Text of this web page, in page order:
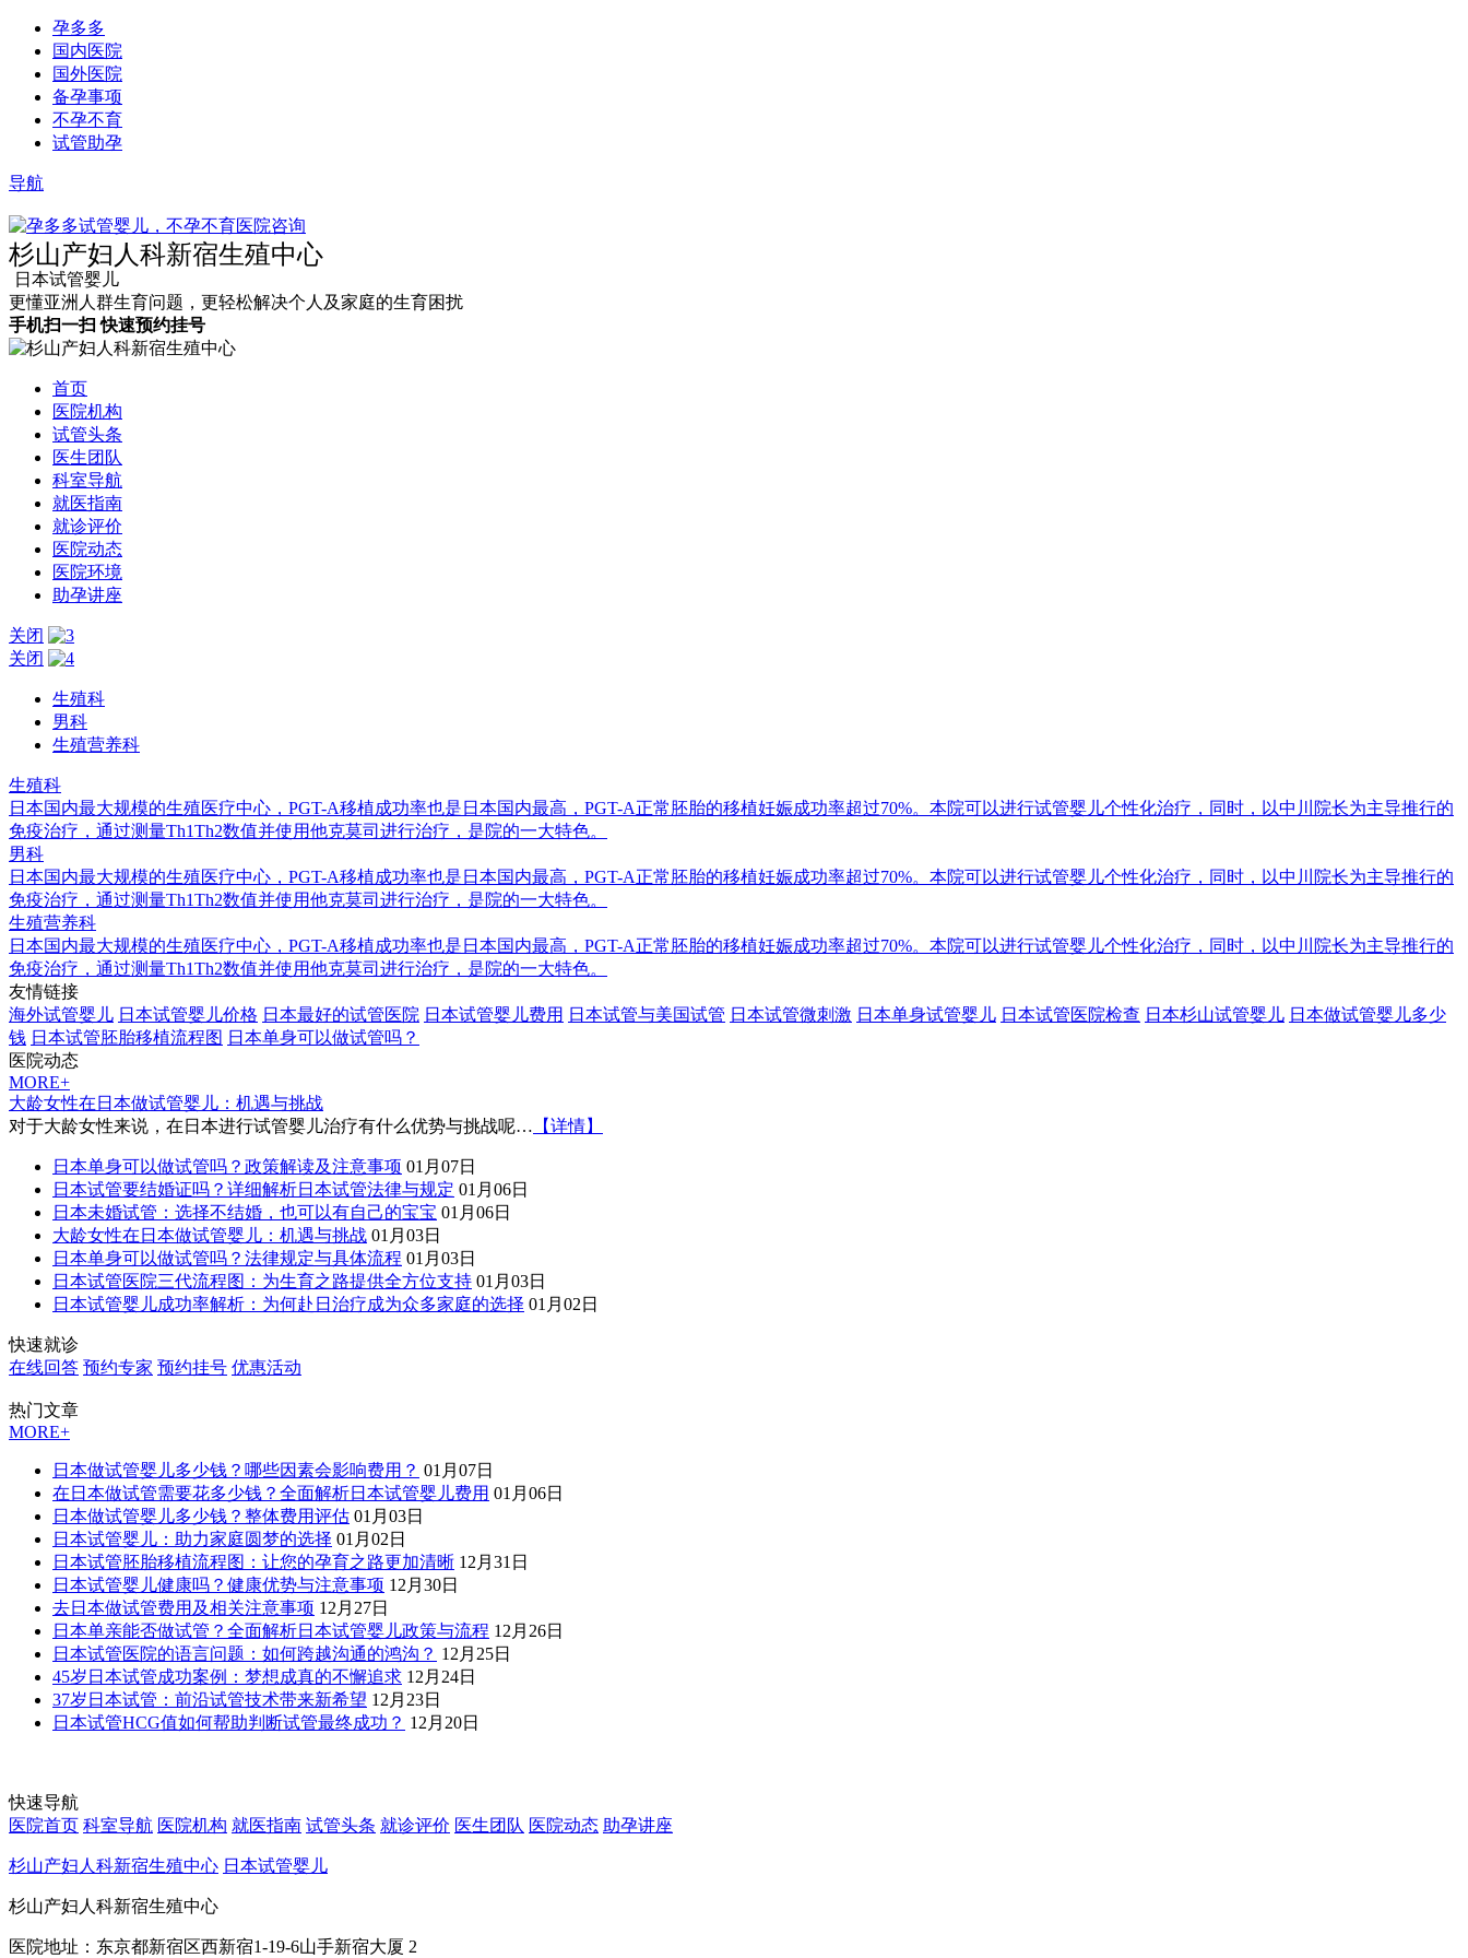
孕多多
国内医院
国外医院
备孕事项
不孕不育
试管助孕
导航
杉山产妇人科新宿生殖中心
日本试管婴儿
更懂亚洲人群生育问题，更轻松解决个人及家庭的生育困扰
手机扫一扫 快速预约挂号
首页
医院机构
试管头条
医生团队
科室导航
就医指南
就诊评价
医院动态
医院环境
助孕讲座
关闭
关闭
生殖科
男科
生殖营养科
生殖科
日本国内最大规模的生殖医疗中心，PGT-A移植成功率也是日本国内最高，PGT-A正常胚胎的移植妊娠成功率超过70%。本院可以进行试管婴儿个性化治疗，同时，以中川院长为主导推行的
免疫治疗，通过测量Th1Th2数值并使用他克莫司进行治疗，是院的一大特色。
男科
日本国内最大规模的生殖医疗中心，PGT-A移植成功率也是日本国内最高，PGT-A正常胚胎的移植妊娠成功率超过70%。本院可以进行试管婴儿个性化治疗，同时，以中川院长为主导推行的
免疫治疗，通过测量Th1Th2数值并使用他克莫司进行治疗，是院的一大特色。
生殖营养科
日本国内最大规模的生殖医疗中心，PGT-A移植成功率也是日本国内最高，PGT-A正常胚胎的移植妊娠成功率超过70%。本院可以进行试管婴儿个性化治疗，同时，以中川院长为主导推行的
免疫治疗，通过测量Th1Th2数值并使用他克莫司进行治疗，是院的一大特色。
友情链接
海外试管婴儿 日本试管婴儿价格 日本最好的试管医院 日本试管婴儿费用 日本试管与美国试管 日本试管微刺激 日本单身试管婴儿 日本试管医院检查 日本杉山试管婴儿 日本做试管婴儿多少
钱 日本试管胚胎移植流程图 日本单身可以做试管吗？
医院动态
MORE+
大龄女性在日本做试管婴儿：机遇与挑战
对于大龄女性来说，在日本进行试管婴儿治疗有什么优势与挑战呢… 【详情】
日本单身可以做试管吗？政策解读及注意事项 01月07日
日本试管要结婚证吗？详细解析日本试管法律与规定 01月06日
日本未婚试管：选择不结婚，也可以有自己的宝宝 01月06日
大龄女性在日本做试管婴儿：机遇与挑战 01月03日
日本单身可以做试管吗？法律规定与具体流程 01月03日
日本试管医院三代流程图：为生育之路提供全方位支持 01月03日
日本试管婴儿成功率解析：为何赴日治疗成为众多家庭的选择 01月02日
快速就诊
在线回答 预约专家 预约挂号 优惠活动
热门文章
MORE+
日本做试管婴儿多少钱？哪些因素会影响费用？ 01月07日
在日本做试管需要花多少钱？全面解析日本试管婴儿费用 01月06日
日本做试管婴儿多少钱？整体费用评估 01月03日
日本试管婴儿：助力家庭圆梦的选择 01月02日
日本试管胚胎移植流程图：让您的孕育之路更加清晰 12月31日
日本试管婴儿健康吗？健康优势与注意事项 12月30日
去日本做试管费用及相关注意事项 12月27日
日本单亲能否做试管？全面解析日本试管婴儿政策与流程 12月26日
日本试管医院的语言问题：如何跨越沟通的鸿沟？ 12月25日
45岁日本试管成功案例：梦想成真的不懈追求 12月24日
37岁日本试管：前沿试管技术带来新希望 12月23日
日本试管HCG值如何帮助判断试管最终成功？ 12月20日
快速导航
医院首页 科室导航 医院机构 就医指南 试管头条 就诊评价 医生团队 医院动态 助孕讲座
杉山产妇人科新宿生殖中心 日本试管婴儿
杉山产妇人科新宿生殖中心
医院地址：东京都新宿区西新宿1-19-6山手新宿大厦 2